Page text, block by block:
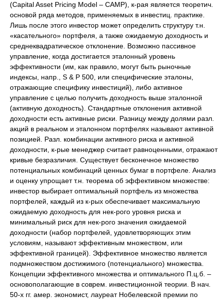
(Capital Asset Pricing Model – CAMP), к-рая является теоретич.
основой ряда методов, применяемых в инвестиц. практике.
Лишь после этого инвестор может определить структуру т.н.
«касательного» портфеля, а также ожидаемую доходность и
среднеквадратическое отклонение. Возможно пассивное
управление, когда достигается эталонный уровень
эффективности (им, как правило, могут быть рыночные
индексы, напр., S & P 500, или специфические эталоны,
отражающие специфику инвестиций), либо активное
управление с целью получить доходность выше эталонной
(активную доходность). Стандартные отклонения активной
доходности есть активные риски. Разницу между долями разл.
акций в реальном и эталонном портфелях называют активной
позицией. Разл. комбинации активного риска и активной
доходности, к-рые менеджер считает равноценными, отражают
кривые безразличия. Существует бесконечное множество
потенциальных комбинаций ценных бумаг в портфеле. Анализ
и оценку упрощает т.н. теорема об эффективном множестве:
инвестор выбирает оптимальный портфель из множества
портфелей, каждый из к-рых обеспечивает максимальную
ожидаемую доходность для нек-рого уровня риска и
минимальный риск для нек-рого значения ожидаемой
доходности (набор портфелей, удовлетворяющих этим
условиям, называют эффективным множеством, или
эффективной границей). Эффективное множество является
подмножеством достижимого (потенциального) множества.
Концепции эффективного множества и оптимального П.ц.б. –
основополагающие в соврем. инвестиционной теории. В нач.
50-х гг. амер. экономист, лауреат Нобелевской премии по